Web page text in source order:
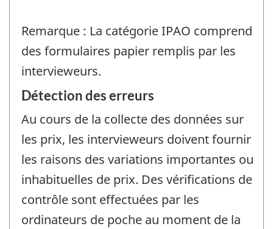
Remarque : La catégorie IPAO comprend
des formulaires papier remplis par les
intervieweurs.
Détection des erreurs
Au cours de la collecte des données sur
les prix, les intervieweurs doivent fournir
les raisons des variations importantes ou
inhabituelles de prix. Des vérifications de
contrôle sont effectuées par les
ordinateurs de poche au moment de la